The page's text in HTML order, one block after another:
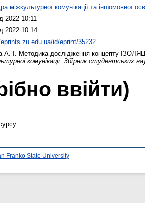
міжкультурної комунікації та іншомовної
2022 10:11
2022 10:14
id/eprint/35232
А. І. Методика дослідження концепту
комунікації: Збірник студентських
ввійти)
Franko State University